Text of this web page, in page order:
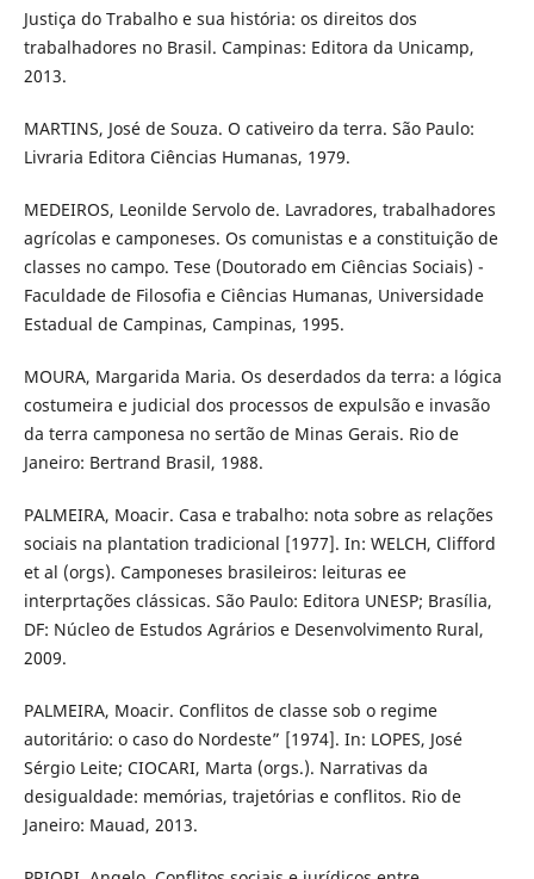
Justiça do Trabalho e sua história: os direitos dos
trabalhadores no Brasil. Campinas: Editora da Unicamp,
2013.
MARTINS, José de Souza. O cativeiro da terra. São Paulo:
Livraria Editora Ciências Humanas, 1979.
MEDEIROS, Leonilde Servolo de. Lavradores, trabalhadores
agrícolas e camponeses. Os comunistas e a constituição de
classes no campo. Tese (Doutorado em Ciências Sociais) -
Faculdade de Filosofia e Ciências Humanas, Universidade
Estadual de Campinas, Campinas, 1995.
MOURA, Margarida Maria. Os deserdados da terra: a lógica
costumeira e judicial dos processos de expulsão e invasão
da terra camponesa no sertão de Minas Gerais. Rio de
Janeiro: Bertrand Brasil, 1988.
PALMEIRA, Moacir. Casa e trabalho: nota sobre as relações
sociais na plantation tradicional [1977]. In: WELCH, Clifford
et al (orgs). Camponeses brasileiros: leituras ee
interprtações clássicas. São Paulo: Editora UNESP; Brasília,
DF: Núcleo de Estudos Agrários e Desenvolvimento Rural,
2009.
PALMEIRA, Moacir. Conflitos de classe sob o regime
autoritário: o caso do Nordeste” [1974]. In: LOPES, José
Sérgio Leite; CIOCARI, Marta (orgs.). Narrativas da
desigualdade: memórias, trajetórias e conflitos. Rio de
Janeiro: Mauad, 2013.